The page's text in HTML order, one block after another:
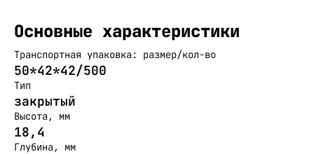
Основные характеристики
Транспортная упаковка: размер/кол-во
50*42*42/500
Тип
закрытый
Высота, мм
18,4
Глубина, мм